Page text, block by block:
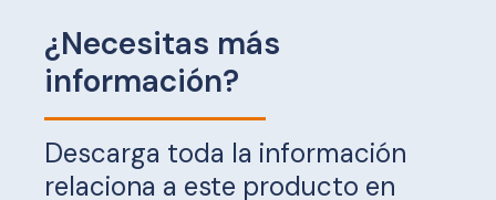
¿Necesitas más
información?
Descarga toda la información
relaciona a este producto en